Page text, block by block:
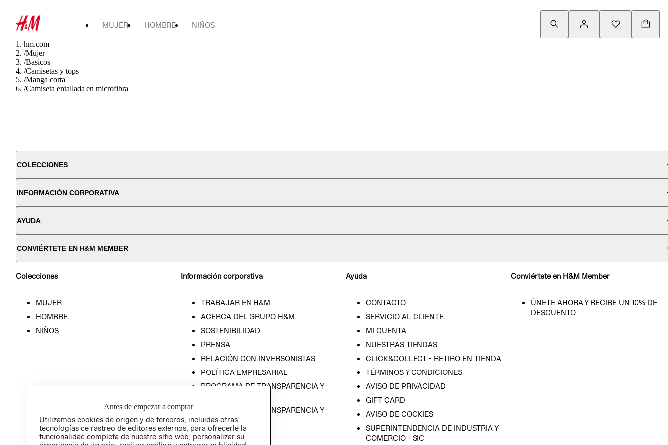
MUJER HOMBRE NIÑOS
hm.com
/Mujer
/Basicos
/Camisetas y tops
/Manga corta
/Camiseta entallada en microfibra
COLECCIONES
INFORMACIÓN CORPORATIVA
AYUDA
CONVIÉRTETE EN H&M MEMBER
Colecciones
MUJER
HOMBRE
NIÑOS
Información corporativa
TRABAJAR EN H&M
ACERCA DEL GRUPO H&M
SOSTENIBILIDAD
PRENSA
RELACIÓN CON INVERSONISTAS
POLÍTICA EMPRESARIAL
PROGRAMA DE TRANSPARENCIA Y
PROGRAMA DE TRANSPARENCIA Y
ÉTICA (INGLÉS)
Ayuda
CONTACTO
SERVICIO AL CLIENTE
MI CUENTA
NUESTRAS TIENDAS
CLICK&COLLECT - RETIRO EN TIENDA
TÉRMINOS Y CONDICIONES
AVISO DE PRIVACIDAD
GIFT CARD
AVISO DE COOKIES
SUPERINTENDENCIA DE INDUSTRIA Y
COMERCIO - SIC
Conviértete en H&M Member
ÚNETE AHORA Y RECIBE UN 10% DE
DESCUENTO
Antes de empezar a comprar
Utilizamos cookies de origen y de terceros, incluidas otras
tecnologías de rastreo de editores externos, para ofrecerle la
funcionalidad completa de nuestro sitio web, personalizar su